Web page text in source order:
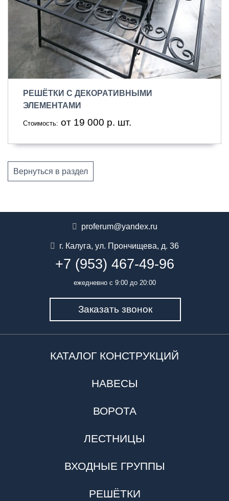
РЕШЁТКИ С ДЕКОРАТИВНЫМИ
ЭЛЕМЕНТАМИ
Стоимость: от 19 000 р. шт.
Вернуться в раздел
proferum@yandex.ru
г. Калуга, ул. Прончищева, д. 36
+7 (953) 467-49-96
ежедневно с 9:00 до 20:00
Заказать звонок
КАТАЛОГ КОНСТРУКЦИЙ
НАВЕСЫ
ВОРОТА
ЛЕСТНИЦЫ
ВХОДНЫЕ ГРУППЫ
РЕШЁТКИ